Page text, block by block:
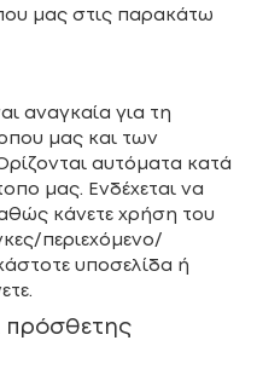
μας στις παρακάτω
αναγκαία για τη
μας και των
αυτόματα κατά
μας. Ενδέχεται να
κάνετε χρήση του
περιεχόμενο/
υποσελίδα ή
πρόσθετης